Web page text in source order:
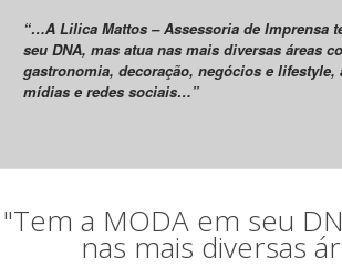
“…A Lilica Mattos – Assessoria de Imprensa
seu DNA, mas atua nas mais diversas áreas
gastronomia, decoração, negócios e lifestyle,
mídias e redes sociais…”
"Tem a MODA em seu
nas mais diversas